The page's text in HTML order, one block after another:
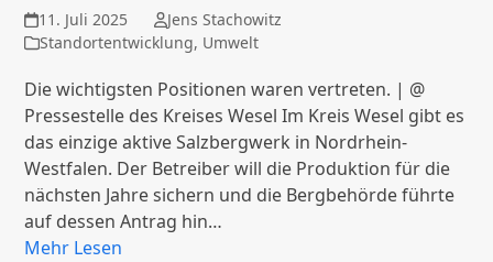
11. Juli 2025
Jens Stachowitz
Standortentwicklung, Umwelt
Die wichtigsten Positionen waren vertreten. | @
Pressestelle des Kreises Wesel Im Kreis Wesel gibt es
das einzige aktive Salzbergwerk in Nordrhein-
Westfalen. Der Betreiber will die Produktion für die
nächsten Jahre sichern und die Bergbehörde führte
auf dessen Antrag hin…
Mehr Lesen